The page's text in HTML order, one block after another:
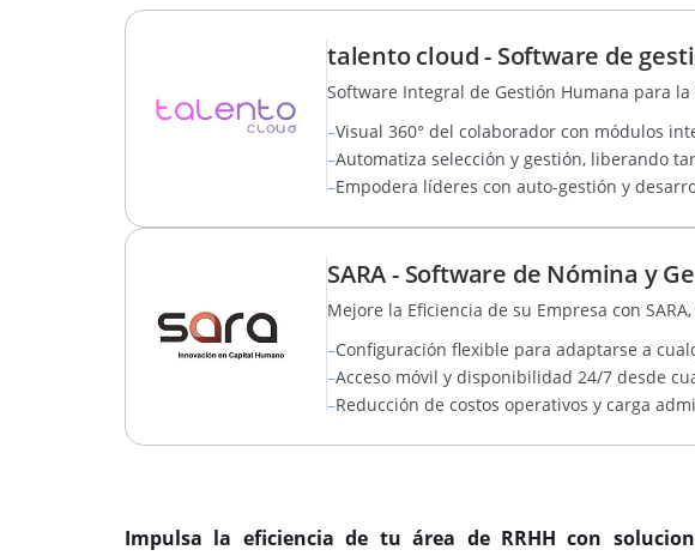
talento cloud - Software de
Software Integral de Gestión Humana para
–Visual 360° del colaborador con módulos
–Automatiza selección y gestión, liberando
–Empodera líderes con auto-gestión y
SARA - Software de Nómina y
Mejore la Eficiencia de su Empresa con
–Configuración flexible para adaptarse a
–Acceso móvil y disponibilidad 24/7 desde
–Reducción de costos operativos y carga
Impulsa la eficiencia de tu área de RRHH con